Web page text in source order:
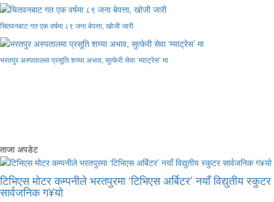
चितवनबाट गत एक वर्षमा ८९ जना बेपत्ता, खोजी जारी
भरतपुर अस्पतालमा प्रसूति शय्या अभाव, सुत्केरी सेवा ‘म्याट्रेस’ मा
ताजा अपडेट
टिभिएस मोटर कम्पनीले भरतपुरमा ‘टिभिएस अर्बिटर’ नयाँ विद्युतीय स्कुटर
सार्वजनिक ग¥यो